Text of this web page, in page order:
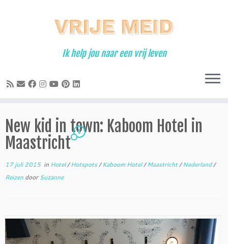
Ik help jou naar een vrij leven
New kid in town: Kaboom Hotel in
Maastricht
5
17 juli 2015in Hotel/Hotspots/Kaboom Hotel/Maastricht/Nederland/
Reizen doorSuzanne